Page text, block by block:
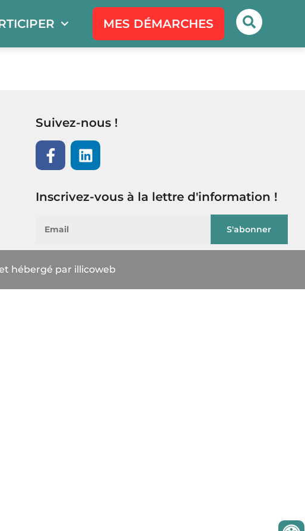
MES DÉMARCHES
Suivez-nous !
Inscrivez-vous à la lettre d'information !
hébergé par illicoweb